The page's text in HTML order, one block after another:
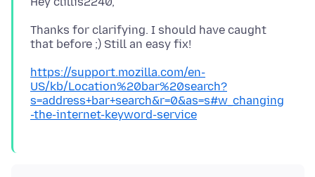
Thanks for clarifying. I should have caught
https://support.mozilla.com/en-
US/kb/Location%20bar%20search?
s=address+bar+search&r=0&as=s#w_changing
-the-internet-keyword-service